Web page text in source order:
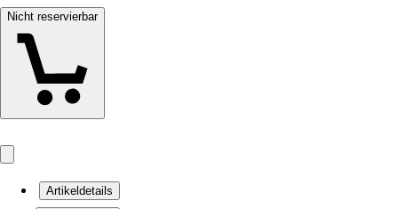
Nicht reservierbar
Artikeldetails